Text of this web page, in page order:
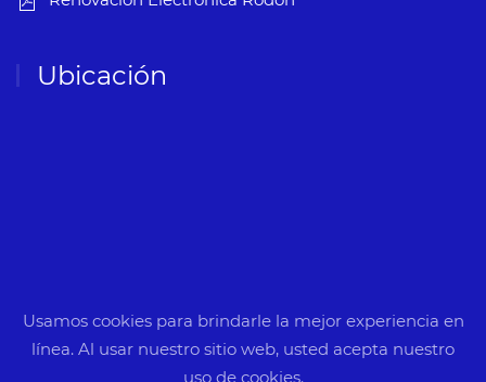
Ubicación
Usamos cookies para brindarle la mejor experiencia en
línea. Al usar nuestro sitio web, usted acepta nuestro
uso de cookies.